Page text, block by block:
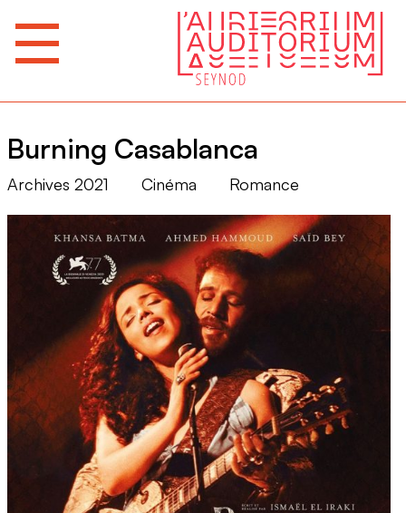
Burning Casablanca
Archives 2021 Cinéma Romance